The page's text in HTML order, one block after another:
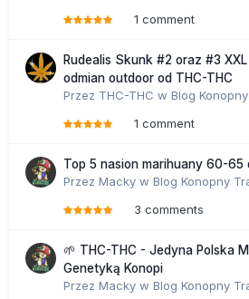
1 comment
Rudealis Skunk #2 oraz #3
odmian outdoor od THC-THC
Przez THC-THC w Blog
1 comment
Top 5 nasion marihuany 60-65
Przez Macky w Blog Konopny
3 comments
🌱 THC-THC - Jedyna Polska
Genetyką Konopi
Przez Macky w Blog Konopny